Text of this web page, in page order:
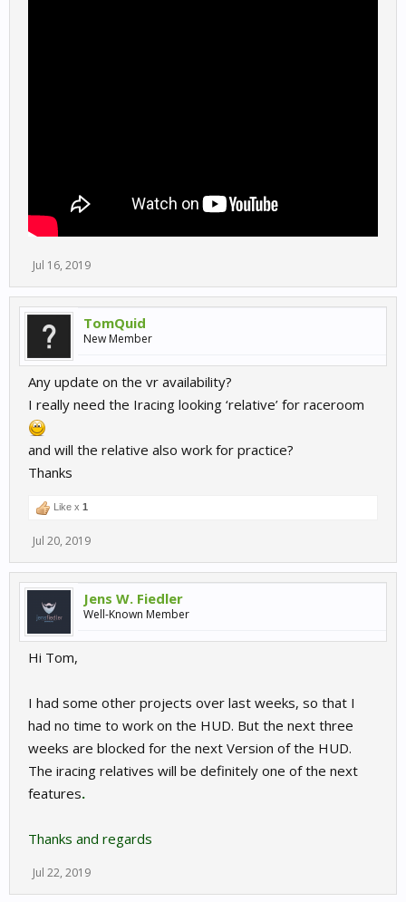
Jul 16, 2019
TomQuid
New Member
Any update on the vr availability?
I really need the Iracing looking ‘relative’ for raceroom
and will the relative also work for practice?
Thanks
Like x 1
Jul 20, 2019
Jens W. Fiedler
Well-Known Member
Hi Tom,
I had some other projects over last weeks, so that I
had no time to work on the HUD. But the next three
weeks are blocked for the next Version of the HUD.
The iracing relatives will be definitely one of the next
features.
Thanks and regards
Jul 22, 2019